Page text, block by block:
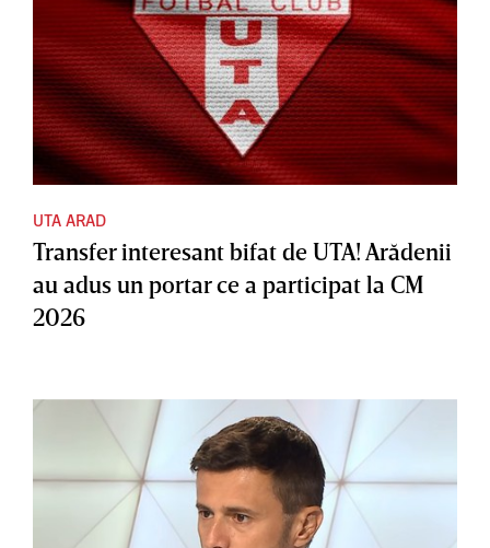
UTA ARAD
Transfer interesant bifat de UTA! Arădenii
au adus un portar ce a participat la CM
2026